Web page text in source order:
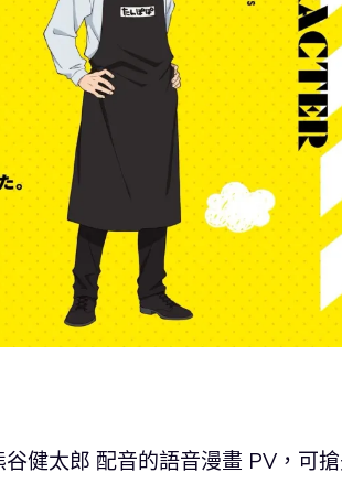
健太郎 配音的語音漫畫 PV，可